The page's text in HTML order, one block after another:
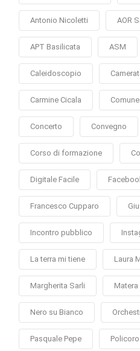
Antonio Nicoletti AOR
APT Basilicata ASM
Caleidoscopio
Carmine Cicala
Concerto Convegno
Corso di formazione
Digitale Facile
Francesco Cupparo
Incontro pubblico
La terra mi tiene Laura
Margherita Sarli Matera
Nero su Bianco
Pasquale Pepe Policoro